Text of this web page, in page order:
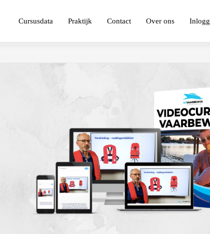
Cursusdata Praktijk Contact Over ons